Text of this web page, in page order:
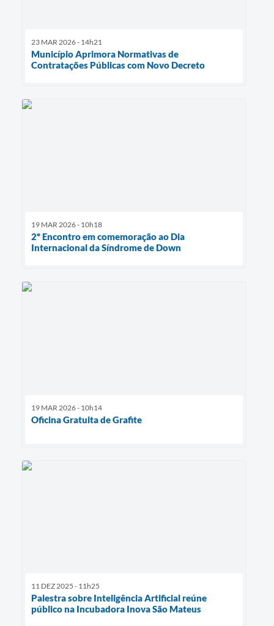
23 MAR 2026 - 14h21
Município Aprimora Normativas de
Contratações Públicas com Novo Decreto
19 MAR 2026 - 10h18
2º Encontro em comemoração ao Dia
Internacional da Síndrome de Down
19 MAR 2026 - 10h14
Oficina Gratuita de Grafite
11 DEZ 2025 - 11h25
Palestra sobre Inteligência Artificial reúne
público na Incubadora Inova São Mateus